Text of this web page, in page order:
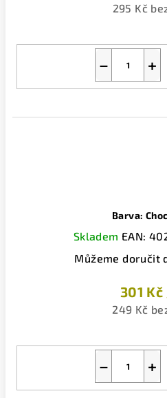
295 Kč
+
−
Barva:
Skladem EAN:
Můžeme doručit
301 Kč
249 Kč
+
−